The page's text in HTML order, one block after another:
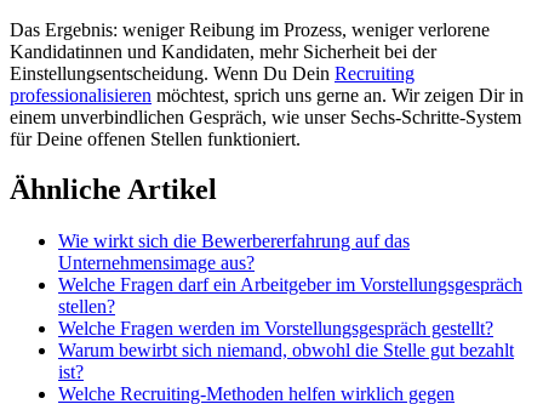
Das Ergebnis: weniger Reibung im Prozess, weniger verlorene
Kandidatinnen und Kandidaten, mehr Sicherheit bei der
Einstellungsentscheidung. Wenn Du Dein Recruiting
professionalisieren möchtest, sprich uns gerne an. Wir zeigen Dir in
einem unverbindlichen Gespräch, wie unser Sechs-Schritte-System
für Deine offenen Stellen funktioniert.
Ähnliche Artikel
Wie wirkt sich die Bewerbererfahrung auf das
Unternehmensimage aus?
Welche Fragen darf ein Arbeitgeber im Vorstellungsgespräch
stellen?
Welche Fragen werden im Vorstellungsgespräch gestellt?
Warum bewirbt sich niemand, obwohl die Stelle gut bezahlt
ist?
Welche Recruiting-Methoden helfen wirklich gegen